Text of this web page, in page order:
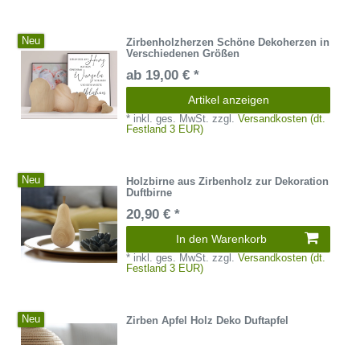
Neu
Zirbenholzherzen Schöne Dekoherzen in
Verschiedenen Größen
ab 19,00 € *
Artikel anzeigen
* inkl. ges. MwSt. zzgl.Versandkosten (dt.
Festland 3 EUR)
Neu
Holzbirne aus Zirbenholz zur Dekoration
Duftbirne
20,90 € *
In den Warenkorb
* inkl. ges. MwSt. zzgl.Versandkosten (dt.
Festland 3 EUR)
Neu Zirben Apfel Holz Deko Duftapfel